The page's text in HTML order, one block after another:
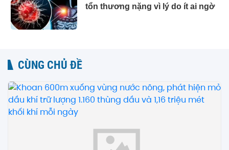
tổn thương nặng vì lý do ít ai ngờ
CÙNG CHỦ ĐỀ